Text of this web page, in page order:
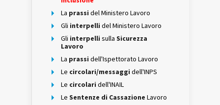
La prassi del Ministero Lavoro
Gli interpelli del Ministero Lavoro
Gli interpelli sulla Sicurezza
Lavoro
La prassi dell'Ispettorato Lavoro
Le circolari/messaggi dell'INPS
Le circolari dell'INAIL
Le Sentenze di Cassazione Lavoro